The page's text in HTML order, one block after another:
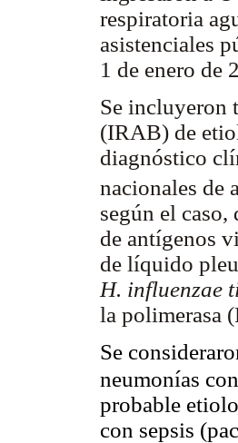
respiratoria
asistenciales
1 de enero de
Se incluyeron
(IRAB) de
diagnóstico
nacionales de
según el
de antígenos
de líquido
H. influenzae
la polimerasa
Se
neumonías
probable
con sepsis